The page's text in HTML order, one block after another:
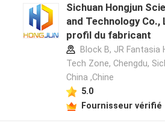
Sichuan Hongjun
and Technology Co.,
profil du fabricant
Block B, JR Fantasia
Tech Zone, Chengdu,
China ,Chine
5.0
Fournisseur vérifié